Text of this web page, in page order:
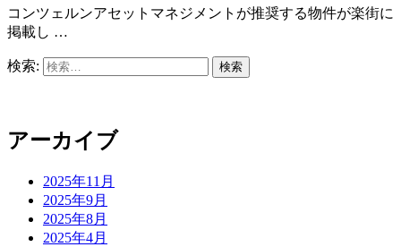
コンツェルンアセットマネジメントが推奨する物件が楽街に
掲載し …
検索:
アーカイブ
2025年11月
2025年9月
2025年8月
2025年4月